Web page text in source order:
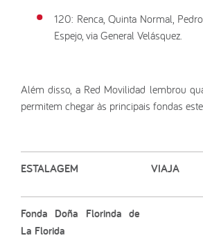
120: Renca, Quinta Normal,
Espejo, via General Velásquez.
Além disso, a Red Movilidad lembrou
permitem chegar às principais fondas
ESTALAGEM VIAJA
Fonda Doña Florinda de
La Florida